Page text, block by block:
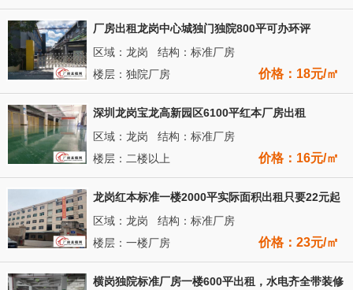
厂房出租龙岗中心城独门独院800平可办环评
区域：龙岗 结构：标准厂房
楼层：独院厂房
价格：18元/㎡
深圳龙岗宝龙高新园区6100平红本厂房出租
区域：龙岗 结构：标准厂房
楼层：二楼以上
价格：16元/㎡
龙岗红本标准一楼2000平实际面积出租只要22元起
区域：龙岗 结构：标准厂房
楼层：一楼厂房
价格：23元/㎡
横岗独院标准厂房一楼600平出租，水电齐全带装修